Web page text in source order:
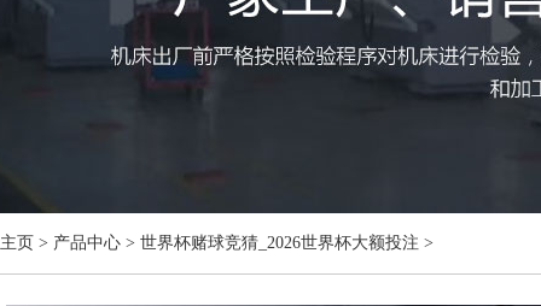
主页 > 产品中心 > 世界杯赌球竞猜_2026世界杯大额投注 >